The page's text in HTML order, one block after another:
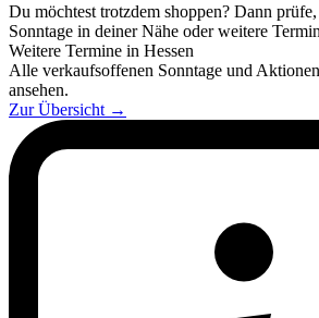
Du möchtest trotzdem shoppen? Dann
Sonntage in deiner Nähe oder weitere
Weitere Termine in Hessen
Alle verkaufsoffenen Sonntage und
ansehen.
Zur Übersicht →